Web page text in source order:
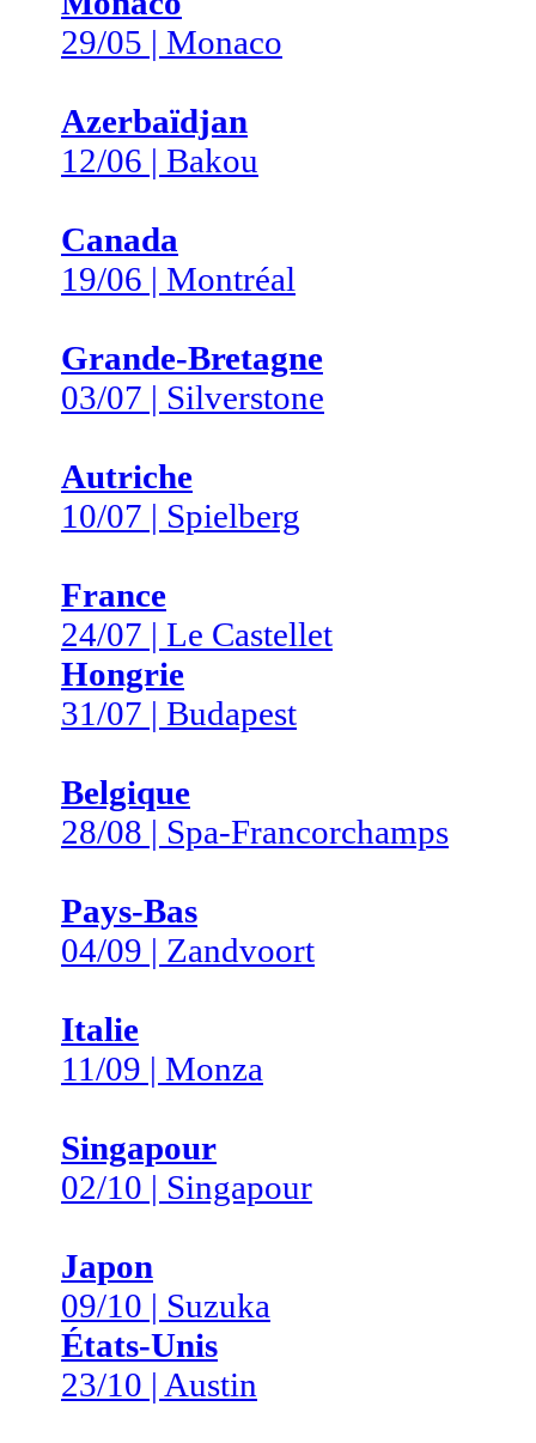
29/05 | Monaco
Azerbaïdjan
12/06 | Bakou
Canada
19/06 | Montréal
Grande-Bretagne
03/07 | Silverstone
Autriche
10/07 | Spielberg
France
24/07 | Le Castellet
Hongrie
31/07 | Budapest
Belgique
28/08 | Spa-Francorchamps
Pays-Bas
04/09 | Zandvoort
Italie
11/09 | Monza
Singapour
02/10 | Singapour
Japon
09/10 | Suzuka
États-Unis
23/10 | Austin